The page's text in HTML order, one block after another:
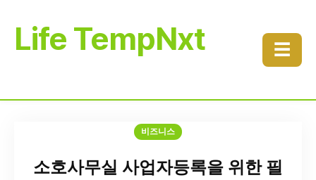
Life TempNxt ☰
비즈니스
소호사무실 사업자등록을 위한 필